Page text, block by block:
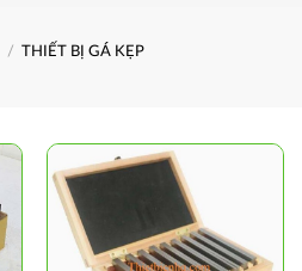
/ THIẾT BỊ GÁ KẸP